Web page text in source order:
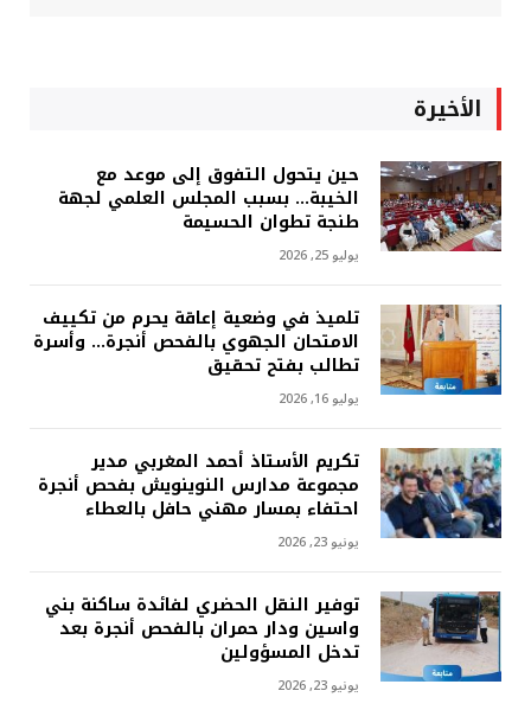
الأخيرة
حين يتحول التفوق إلى موعد مع
الخيبة… بسبب المجلس العلمي لجهة
طنجة تطوان الحسيمة
يوليو 25, 2026
تلميذ في وضعية إعاقة يحرم من تكييف
الامتحان الجهوي بالفحص أنجرة… وأسرة
تطالب بفتح تحقيق
يوليو 16, 2026
تكريم الأستاذ أحمد المغربي مدير
مجموعة مدارس النوينويش بفحص أنجرة
احتفاء بمسار مهني حافل بالعطاء
يونيو 23, 2026
توفير النقل الحضري لفائدة ساكنة بني
واسين ودار حمران بالفحص أنجرة بعد
تدخل المسؤولين
يونيو 23, 2026